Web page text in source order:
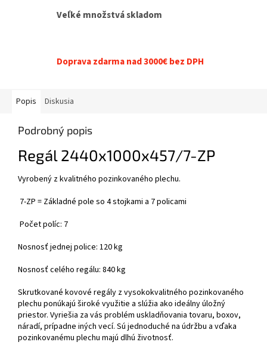
Veľké množstvá skladom
Doprava zdarma nad 3000€ bez DPH
Popis Diskusia
Podrobný popis
Regál 2440x1000x457/7-ZP
Vyrobený z kvalitného pozinkovaného plechu.
7-ZP = Základné pole so 4 stojkami a 7 policami
Počet políc: 7
Nosnosť jednej police: 120 kg
Nosnosť celého regálu: 840 kg
Skrutkované kovové regály z vysokokvalitného pozinkovaného
plechu ponúkajú široké využitie a slúžia ako ideálny úložný
priestor. Vyriešia za vás problém uskladňovania tovaru, boxov,
náradí, prípadne iných vecí. Sú jednoduché na údržbu a vďaka
pozinkovanému plechu majú dlhú životnosť.